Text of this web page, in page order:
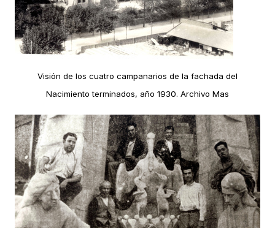
Visión de los cuatro campanarios de la fachada del
Nacimiento terminados, año 1930. Archivo Mas